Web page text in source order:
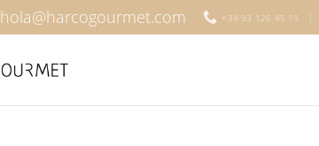
hola@harcogourmet.com +34 93 126 45 19